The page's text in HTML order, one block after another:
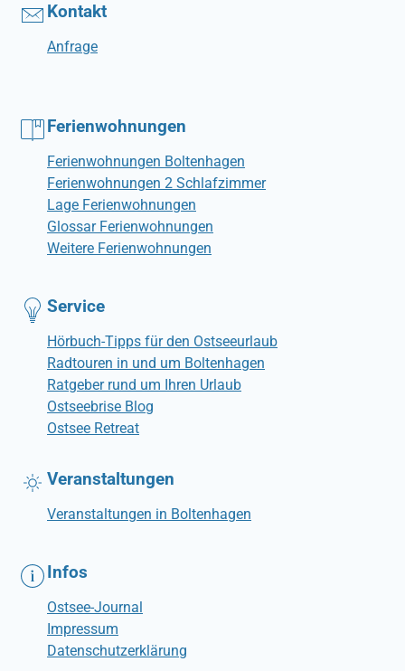
Kontakt
Anfrage
Ferienwohnungen
Ferienwohnungen Boltenhagen
Ferienwohnungen 2 Schlafzimmer
Lage Ferienwohnungen
Glossar Ferienwohnungen
Weitere Ferienwohnungen
Service
Hörbuch-Tipps für den Ostseeurlaub
Radtouren in und um Boltenhagen
Ratgeber rund um Ihren Urlaub
Ostseebrise Blog
Ostsee Retreat
Veranstaltungen
Veranstaltungen in Boltenhagen
Infos
Ostsee-Journal
Impressum
Datenschutzerklärung